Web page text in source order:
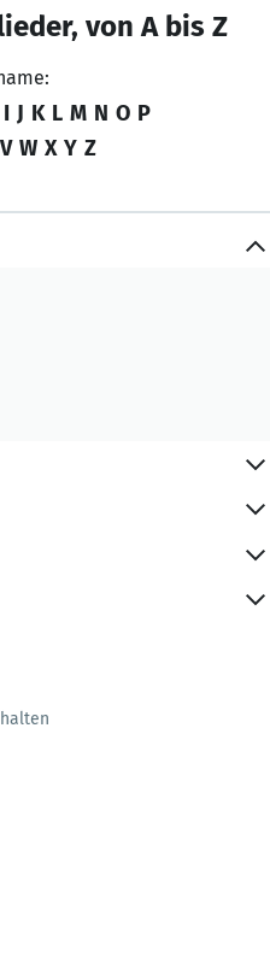
von A bis Z
I J K L M N O P
V W X Y Z